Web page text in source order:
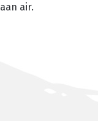
air.